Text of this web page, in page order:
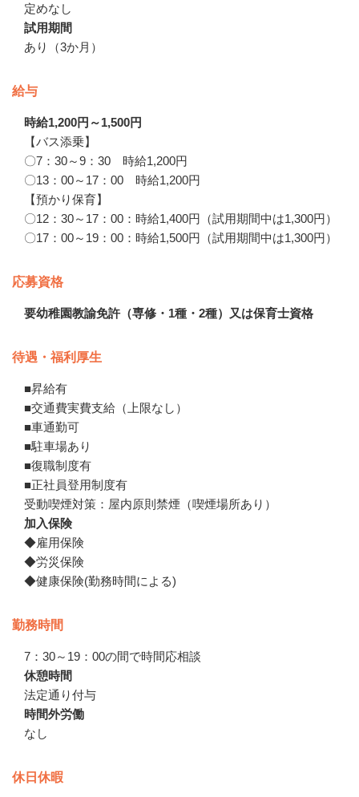
定めなし
試用期間
あり（3か月）
給与
時給1,200円～1,500円
【バス添乗】
〇7：30～9：30　時給1,200円
〇13：00～17：00　時給1,200円
【預かり保育】
〇12：30～17：00：時給1,400円（試用期間中は1,300円）
〇17：00～19：00：時給1,500円（試用期間中は1,300円）
応募資格
要幼稚園教諭免許（専修・1種・2種）又は保育士資格
待遇・福利厚生
■昇給有
■交通費実費支給（上限なし）
■車通勤可
■駐車場あり
■復職制度有
■正社員登用制度有
受動喫煙対策：屋内原則禁煙（喫煙場所あり）
加入保険
◆雇用保険
◆労災保険
◆健康保険(勤務時間による)
勤務時間
7：30～19：00の間で時間応相談
休憩時間
法定通り付与
時間外労働
なし
休日休暇